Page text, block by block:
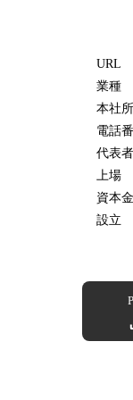
URL
業種
本社
電話
代表
上場
資本金
設立